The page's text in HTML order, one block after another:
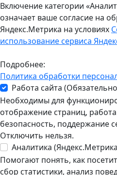
Включение категории
означает ваше согласие на
Яндекс.Метрика на условиях
использование сервиса
Подробнее:
Политика обработки
Работа сайта
Необходимы для
отображение страниц,
безопасность, поддержание
Отключить нельзя.
Аналитика
Помогают понять, как
сбор статистики, анализ